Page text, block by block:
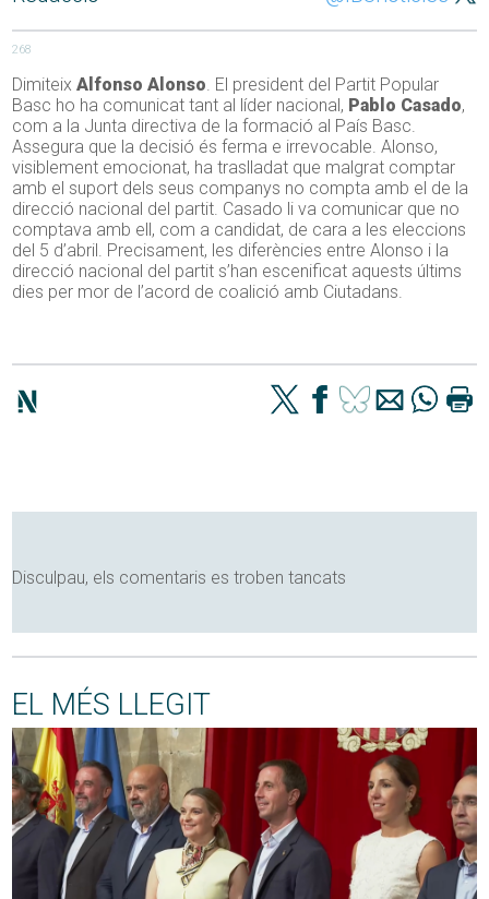
268
DimiteixAlfonso Alonso. El president del Partit Popular
Basc ho ha comunicat tant al líder nacional, Pablo Casado,
com a la Junta directiva de la formació al País Basc.
Assegura que la decisió és ferma e irrevocable. Alonso,
visiblement emocionat, ha traslladat que malgrat comptar
amb el suport dels seus companys no compta amb el de la
direcció nacional del partit. Casado li va comunicar que no
comptava amb ell, com a candidat, de cara a les eleccions
del 5 d’abril. Precisament, les diferències entre Alonso i la
direcció nacional del partit s’han escenificat aquests últims
dies per mor de l’acord de coalició amb Ciutadans.
Disculpau, els comentaris es troben tancats
EL MÉS LLEGIT